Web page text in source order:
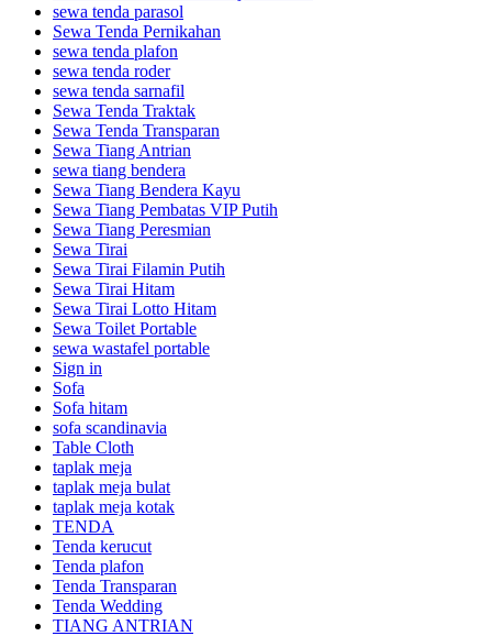
sewa tenda parasol
Sewa Tenda Pernikahan
sewa tenda plafon
sewa tenda roder
sewa tenda sarnafil
Sewa Tenda Traktak
Sewa Tenda Transparan
Sewa Tiang Antrian
sewa tiang bendera
Sewa Tiang Bendera Kayu
Sewa Tiang Pembatas VIP Putih
Sewa Tiang Peresmian
Sewa Tirai
Sewa Tirai Filamin Putih
Sewa Tirai Hitam
Sewa Tirai Lotto Hitam
Sewa Toilet Portable
sewa wastafel portable
Sign in
Sofa
Sofa hitam
sofa scandinavia
Table Cloth
taplak meja
taplak meja bulat
taplak meja kotak
TENDA
Tenda kerucut
Tenda plafon
Tenda Transparan
Tenda Wedding
TIANG ANTRIAN